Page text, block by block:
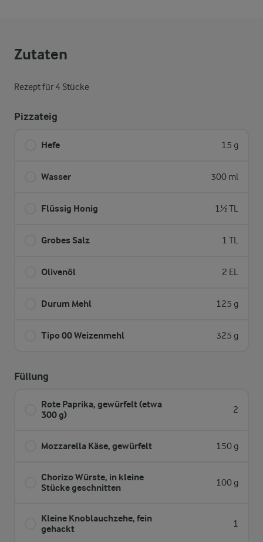
Zutaten
Rezept für 4 Stücke
Pizzateig
Hefe 15 g
Wasser 300 ml
Flüssig Honig 1½ TL
Grobes Salz 1 TL
Olivenöl 2 EL
Durum Mehl 125 g
Tipo 00 Weizenmehl 325 g
Füllung
Rote Paprika, gewürfelt (etwa
300 g)
2
Mozzarella Käse, gewürfelt 150 g
Chorizo Würste, in kleine
Stücke geschnitten
100 g
Kleine Knoblauchzehe, fein
gehackt
1